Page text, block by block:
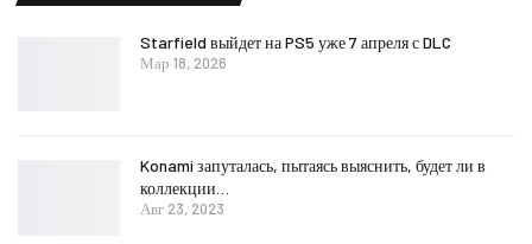
Starfield выйдет на PS5 уже 7 апреля с DLC
Мар 18, 2026
Konami запуталась, пытаясь выяснить, будет ли в
коллекции…
Авг 23, 2023